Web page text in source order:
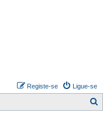
Ligue-se
Registe-se